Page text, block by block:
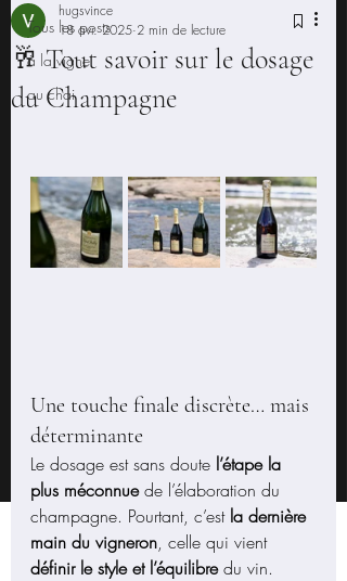
Tous les posts
à la vigne
au chai
🥂 Tout savoir sur le dosage
du Champagne
hugsvince
18 avr. 2025 2 min de lecture
Une touche finale discrète… mais
déterminante
Le dosage est sans doute l’étape la
plus méconnue de l’élaboration du
champagne. Pourtant, c’est la dernière
main du vigneron, celle qui vient
définir le style et l’équilibre du vin.